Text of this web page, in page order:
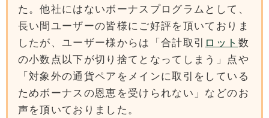
た。他社にはないボーナスプログラムとして、
長い間ユーザーの皆様にご好評を頂いておりま
したが、ユーザー様からは「合計取引 ロット 数
の小数点以下が切り捨てとなってしまう」点や
「対象外の通貨ペアをメインに取引をしている
ためボーナスの恩恵を受けられない」などのお
声を頂いておりました。